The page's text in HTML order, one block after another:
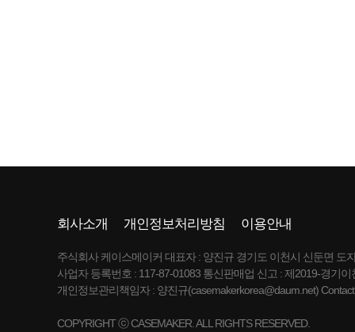
회사소개 개인정보처리방침 이용안내
주식회사 케이스메이커 대표자 : 양진규 경기도 이천시 신둔면 도
사업자 등록번호 : 117-87-01083 통신판매업 신고 : 제2019-경기
개인정보관리책임자 : 양진규(casemakerkorea@daum.net)
COPYRIGHT ⓒ CASEMAKER. ALL RIGHTS RESERVED.